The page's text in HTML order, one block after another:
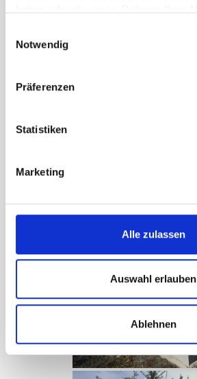
Notwendig
Präferenzen
Statistiken
Marketing
Alle zulassen
Auswahl erlauben
Ablehnen